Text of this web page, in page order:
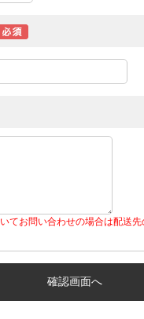
いてお問い合わせの場合は配送